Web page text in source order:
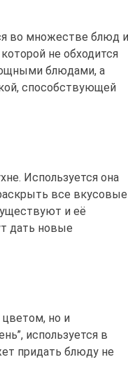
во множестве блюд и
не обходится
блюдами, а
способствующей
Используется она
все вкусовые
и её
дать новые
но и
используется в
придать блюду не